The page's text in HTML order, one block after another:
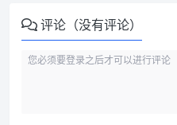
评论（没有评论）